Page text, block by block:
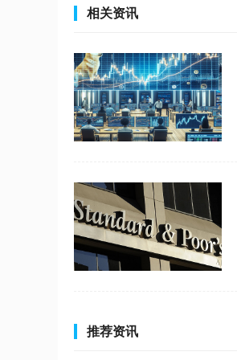
相关资讯
推荐资讯